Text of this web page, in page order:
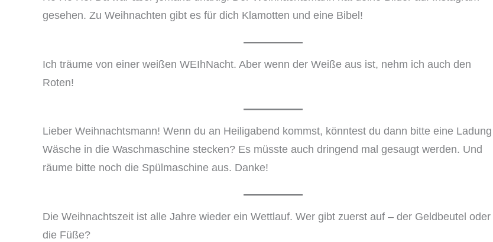
gesehen. Zu Weihnachten gibt es für dich Klamotten und eine Bibel!
Ich träume von einer weißen WEIhNacht. Aber wenn der Weiße aus ist, nehm ich auch den
Roten!
Lieber Weihnachtsmann! Wenn du an Heiligabend kommst, könntest du dann bitte eine Ladung
Wäsche in die Waschmaschine stecken? Es müsste auch dringend mal gesaugt werden. Und
räume bitte noch die Spülmaschine aus. Danke!
Die Weihnachtszeit ist alle Jahre wieder ein Wettlauf. Wer gibt zuerst auf – der Geldbeutel oder
die Füße?